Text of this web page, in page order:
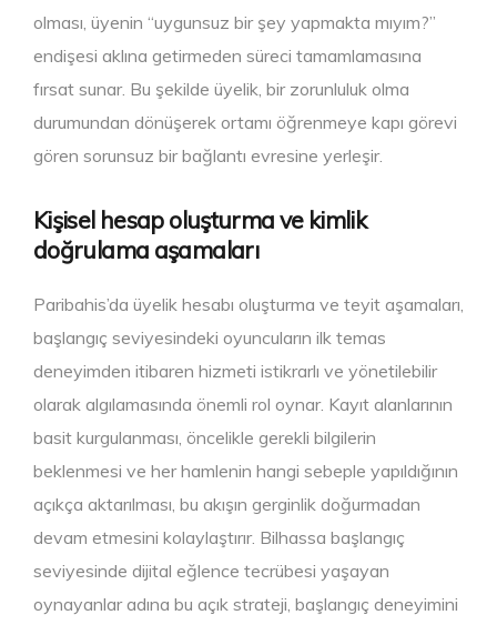
olması, üyenin “uygunsuz bir şey yapmakta mıyım?”
endişesi aklına getirmeden süreci tamamlamasına
fırsat sunar. Bu şekilde üyelik, bir zorunluluk olma
durumundan dönüşerek ortamı öğrenmeye kapı görevi
gören sorunsuz bir bağlantı evresine yerleşir.
Kişisel hesap oluşturma ve kimlik
doğrulama aşamaları
Paribahis’da üyelik hesabı oluşturma ve teyit aşamaları,
başlangıç seviyesindeki oyuncuların ilk temas
deneyimden itibaren hizmeti istikrarlı ve yönetilebilir
olarak algılamasında önemli rol oynar. Kayıt alanlarının
basit kurgulanması, öncelikle gerekli bilgilerin
beklenmesi ve her hamlenin hangi sebeple yapıldığının
açıkça aktarılması, bu akışın gerginlik doğurmadan
devam etmesini kolaylaştırır. Bilhassa başlangıç
seviyesinde dijital eğlence tecrübesi yaşayan
oynayanlar adına bu açık strateji, başlangıç deneyimini